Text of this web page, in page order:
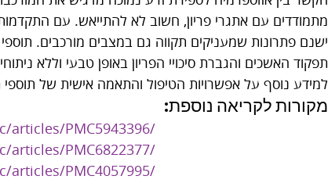
מתמודדים עם אתגרי פריון, חשוב לא להתייאש. עם התקדמות
תפקוד האשכים והגברת סיכויי הפריון באופן טבעי וללא
למידע נוסף על אפשרויות הטיפול והתאמה אישית של תוספי
מקורות לקריאה נוספת:
articles/PMC5943396/
articles/PMC6822377/
articles/PMC4057995/